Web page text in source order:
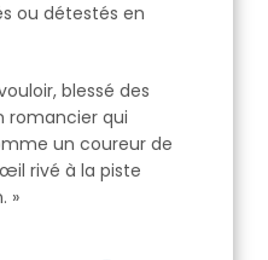
ou détestés en
blessé des
romancier qui
un coureur de
rivé à la piste
»